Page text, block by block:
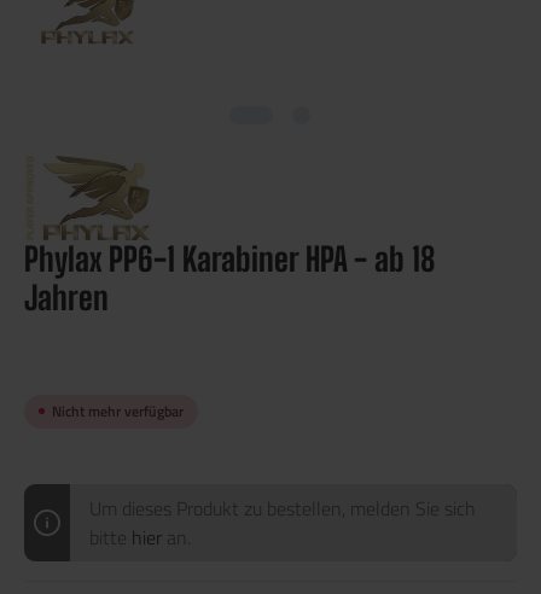
Phylax PP6-1 Karabiner HPA - ab 18
Jahren
Nicht mehr verfügbar
Um dieses Produkt zu bestellen, melden Sie sich
bitte hier an.